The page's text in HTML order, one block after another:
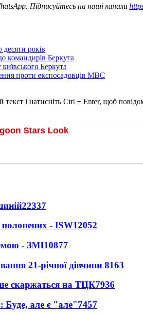
Підписуйтесь на наші канали
років
командирів Беркута
Беркута
проти експосадовців МВС
і натисніть Ctrl + Enter, щоб
22337
- ISW12052
- ЗМІ10877
21-річної дівчини 8163
скаржаться на ТЦК7936
Буде, але є "але"7457